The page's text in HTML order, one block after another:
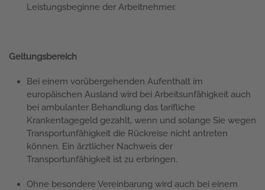
Leistungsbeginne der Arbeitnehmer.
Geltungsbereich
Bei einem vorübergehenden Aufenthalt im
europäischen Ausland wird bei Arbeitsunfähigkeit auch
bei ambulanter Behandlung das tarifliche
Krankentagegeld gezahlt, wenn und solange Sie wegen
Transportunfähigkeit die Rückreise nicht antreten
können. Ein ärztlicher Nachweis der
Transportunfähigkeit ist zu erbringen.
Ohne besondere Vereinbarung wird auch bei einem